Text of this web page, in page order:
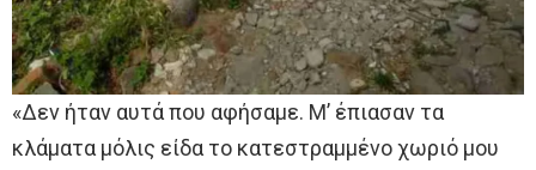
«Δεν ήταν αυτά που αφήσαμε. Μ’ έπιασαν τα
κλάματα μόλις είδα το κατεστραμμένο χωριό μου